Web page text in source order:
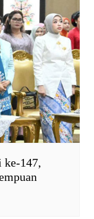
147,